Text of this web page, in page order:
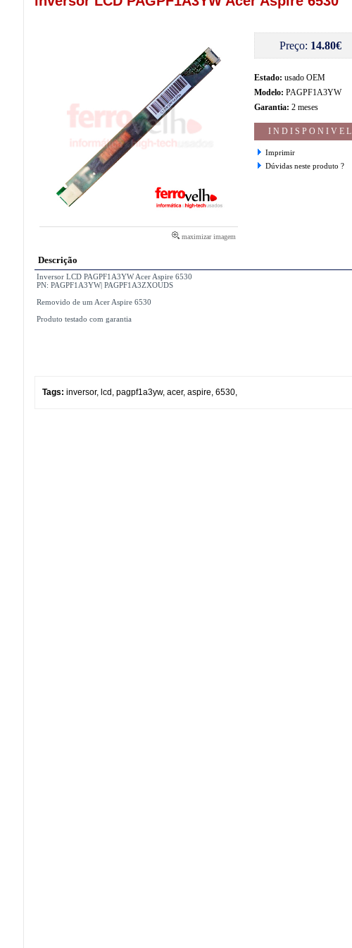
maximizar imagem
Preço: 14.80€
Estado: usado OEM
Modelo: PAGPF1A3YW
Garantia: 2 meses
INDISPONIVEL
Imprimir
Dúvidas neste produto ?
Descrição
Inversor LCD PAGPF1A3YW Acer Aspire 6530
PN: PAGPF1A3YW| PAGPF1A3ZXOUDS
Removido de um Acer Aspire 6530
Produto testado com garantia
Tags: inversor, lcd , pagpf1a3yw, acer, aspire, 6530,